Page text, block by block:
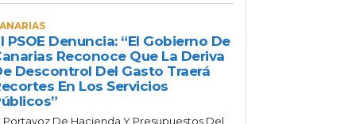
PSOE Denuncia: “El Gobierno De
Reconoce Que La Deriva
Descontrol Del Gasto Traerá
En Los Servicios
Portavoz De Hacienda Y Presupuestos Del